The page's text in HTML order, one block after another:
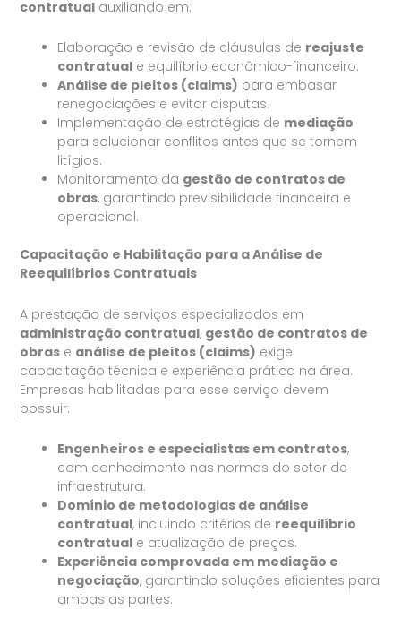
contratual auxiliando em:
Elaboração e revisão de cláusulas de reajuste
contratual e equilíbrio econômico-financeiro.
Análise de pleitos (claims) para embasar
renegociações e evitar disputas.
Implementação de estratégias de mediação
para solucionar conflitos antes que se tornem
litígios.
Monitoramento da gestão de contratos de
obras, garantindo previsibilidade financeira e
operacional.
Capacitação e Habilitação para a Análise de
Reequilíbrios Contratuais
A prestação de serviços especializados em
administração contratual, gestão de contratos de
obras e análise de pleitos (claims) exige
capacitação técnica e experiência prática na área.
Empresas habilitadas para esse serviço devem
possuir:
Engenheiros e especialistas em contratos,
com conhecimento nas normas do setor de
infraestrutura.
Domínio de metodologias de análise
contratual, incluindo critérios de reequilíbrio
contratual e atualização de preços.
Experiência comprovada em mediação e
negociação, garantindo soluções eficientes para
ambas as partes.